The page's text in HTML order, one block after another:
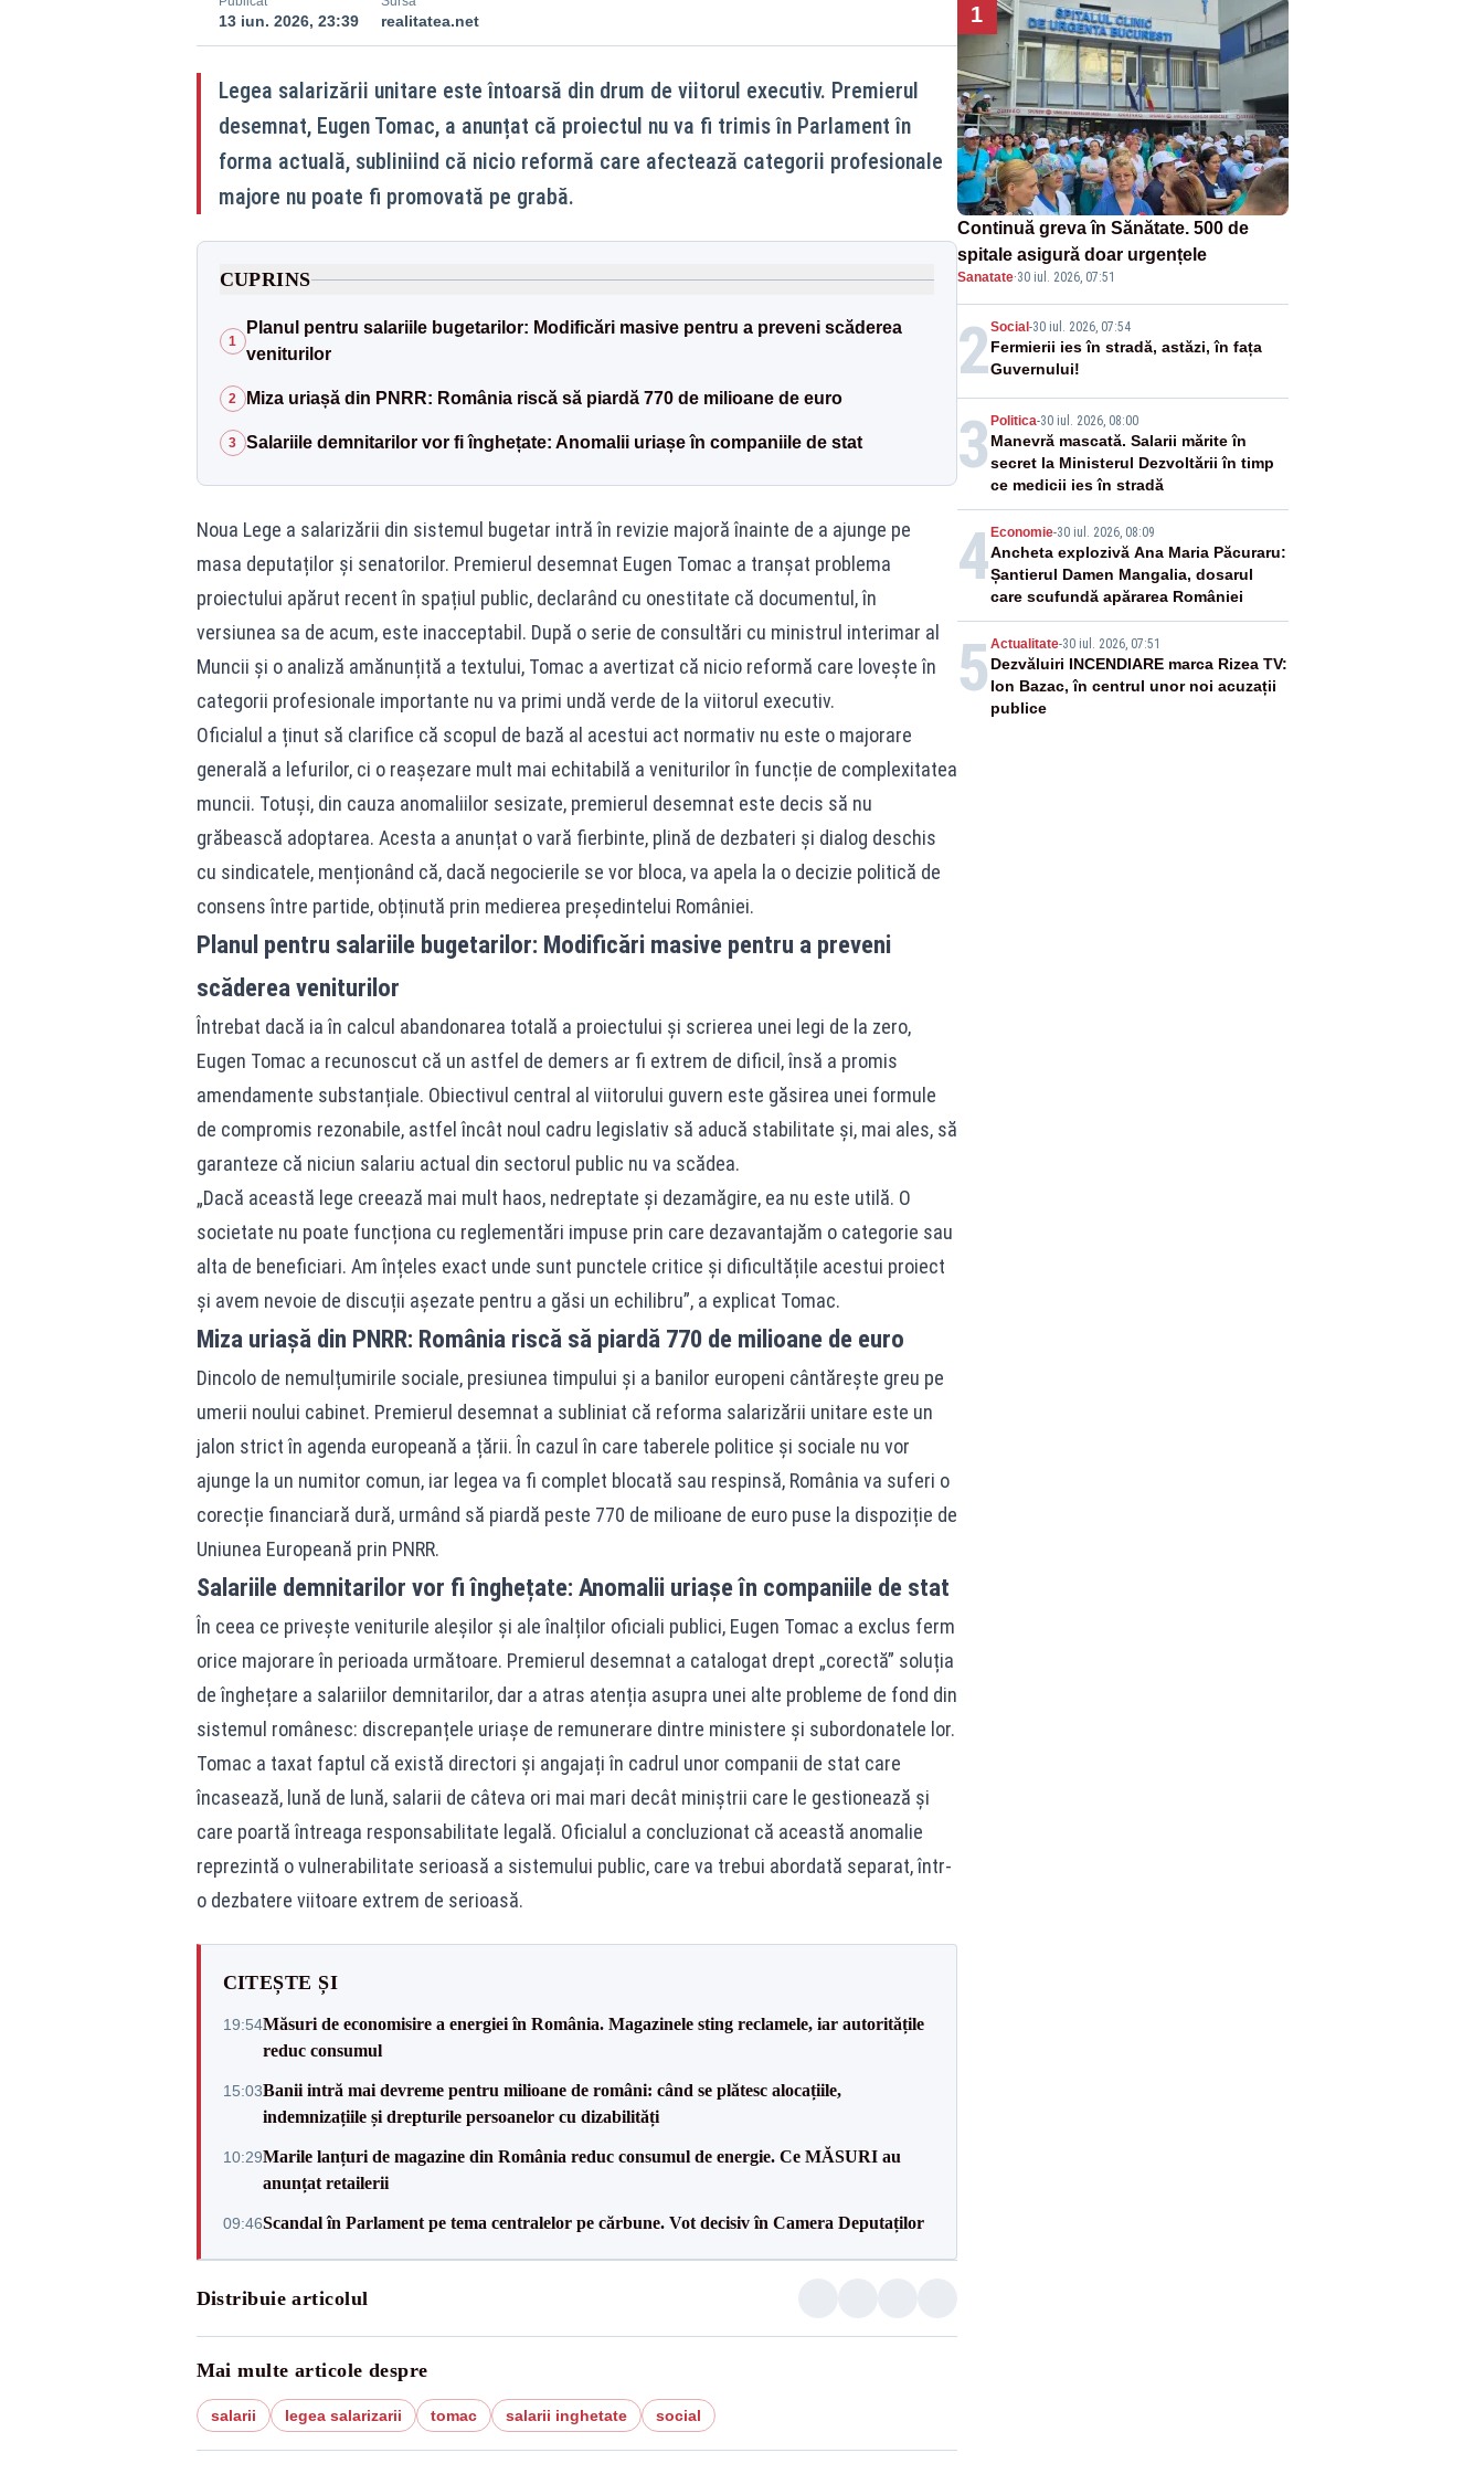
13 iun. 2026, 23:39 realitatea.net
Legea salarizării unitare este întoarsă din drum de viitorul executiv. Premierul
desemnat, Eugen Tomac, a anunțat că proiectul nu va fi trimis în Parlament în
forma actuală, subliniind că nicio reformă care afectează categorii profesionale
majore nu poate fi promovată pe grabă.
CUPRINS
1
Planul pentru salariile bugetarilor: Modificări masive pentru a preveni scăderea
veniturilor
2 Miza uriașă din PNRR: România riscă să piardă 770 de milioane de euro
3 Salariile demnitarilor vor fi înghețate: Anomalii uriașe în companiile de stat
Noua Lege a salarizării din sistemul bugetar intră în revizie majoră înainte de a ajunge pe
masa deputaților și senatorilor. Premierul desemnat Eugen Tomac a tranșat problema
proiectului apărut recent în spațiul public, declarând cu onestitate că documentul, în
versiunea sa de acum, este inacceptabil. După o serie de consultări cu ministrul interimar al
Muncii și o analiză amănunțită a textului, Tomac a avertizat că nicio reformă care lovește în
categorii profesionale importante nu va primi undă verde de la viitorul executiv.
Oficialul a ținut să clarifice că scopul de bază al acestui act normativ nu este o majorare
generală a lefurilor, ci o reașezare mult mai echitabilă a veniturilor în funcție de complexitatea
muncii. Totuși, din cauza anomaliilor sesizate, premierul desemnat este decis să nu
grăbească adoptarea. Acesta a anunțat o vară fierbinte, plină de dezbateri și dialog deschis
cu sindicatele, menționând că, dacă negocierile se vor bloca, va apela la o decizie politică de
consens între partide, obținută prin medierea președintelui României.
Planul pentru salariile bugetarilor: Modificări masive pentru a preveni
scăderea veniturilor
Întrebat dacă ia în calcul abandonarea totală a proiectului și scrierea unei legi de la zero,
Eugen Tomac a recunoscut că un astfel de demers ar fi extrem de dificil, însă a promis
amendamente substanțiale. Obiectivul central al viitorului guvern este găsirea unei formule
de compromis rezonabile, astfel încât noul cadru legislativ să aducă stabilitate și, mai ales, să
garanteze că niciun salariu actual din sectorul public nu va scădea.
„Dacă această lege creează mai mult haos, nedreptate și dezamăgire, ea nu este utilă. O
societate nu poate funcționa cu reglementări impuse prin care dezavantajăm o categorie sau
alta de beneficiari. Am înțeles exact unde sunt punctele critice și dificultățile acestui proiect
și avem nevoie de discuții așezate pentru a găsi un echilibru”, a explicat Tomac.
Miza uriașă din PNRR: România riscă să piardă 770 de milioane de euro
Dincolo de nemulțumirile sociale, presiunea timpului și a banilor europeni cântărește greu pe
umerii noului cabinet. Premierul desemnat a subliniat că reforma salarizării unitare este un
jalon strict în agenda europeană a țării. În cazul în care taberele politice și sociale nu vor
ajunge la un numitor comun, iar legea va fi complet blocată sau respinsă, România va suferi o
corecție financiară dură, urmând să piardă peste 770 de milioane de euro puse la dispoziție de
Uniunea Europeană prin PNRR.
Salariile demnitarilor vor fi înghețate: Anomalii uriașe în companiile de stat
În ceea ce privește veniturile aleșilor și ale înalților oficiali publici, Eugen Tomac a exclus ferm
orice majorare în perioada următoare. Premierul desemnat a catalogat drept „corectă” soluția
de înghețare a salariilor demnitarilor, dar a atras atenția asupra unei alte probleme de fond din
sistemul românesc: discrepanțele uriașe de remunerare dintre ministere și subordonatele lor.
Tomac a taxat faptul că există directori și angajați în cadrul unor companii de stat care
încasează, lună de lună, salarii de câteva ori mai mari decât miniștrii care le gestionează și
care poartă întreaga responsabilitate legală. Oficialul a concluzionat că această anomalie
reprezintă o vulnerabilitate serioasă a sistemului public, care va trebui abordată separat, într-
o dezbatere viitoare extrem de serioasă.
CITEȘTE ȘI
19:54Măsuri de economisire a energiei în România. Magazinele sting reclamele, iar autoritățile
reduc consumul
15:03Banii intră mai devreme pentru milioane de români: când se plătesc alocațiile,
indemnizațiile și drepturile persoanelor cu dizabilități
10:29Marile lanțuri de magazine din România reduc consumul de energie. Ce MĂSURI au
anunțat retailerii
09:46Scandal în Parlament pe tema centralelor pe cărbune. Vot decisiv în Camera Deputaților
Distribuie articolul
Mai multe articole despre
salarii legea salarizarii tomac salarii inghetate social
1
Continuă greva în Sănătate. 500 de
spitale asigură doar urgențele
Sanatate·30 iul. 2026, 07:51
2Social -30 iul. 2026, 07:54
Fermierii ies în stradă, astăzi, în fața
Guvernului!
3 Politica-30 iul. 2026, 08:00
Manevră mascată. Salarii mărite în
secret la Ministerul Dezvoltării în timp
ce medicii ies în stradă
4 Economie-30 iul. 2026, 08:09
Ancheta explozivă Ana Maria Păcuraru:
Șantierul Damen Mangalia, dosarul
care scufundă apărarea României
5 Actualitate-30 iul. 2026, 07:51
Dezvăluiri INCENDIARE marca Rizea TV:
Ion Bazac, în centrul unor noi acuzații
publice